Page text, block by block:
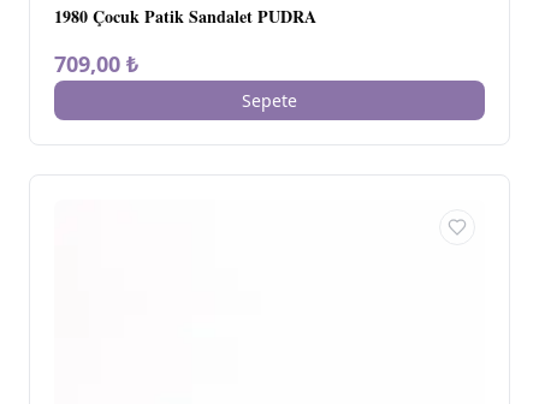
1980 Çocuk Patik Sandalet PUDRA
709,00 ₺
Sepete